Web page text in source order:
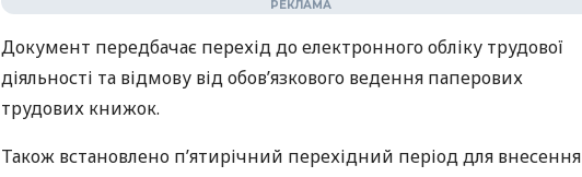
Документ передбачає перехід до електронного обліку трудової
діяльності та відмову від обов’язкового ведення паперових
трудових книжок.
Також встановлено п’ятирічний перехідний період для внесення